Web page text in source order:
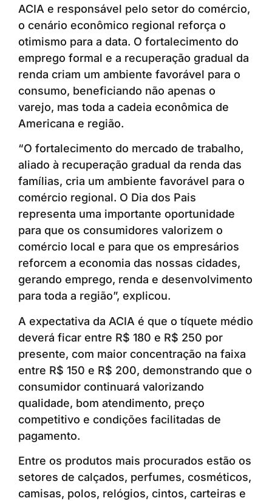
ACIA e responsável pelo setor do comércio,
o cenário econômico regional reforça o
otimismo para a data. O fortalecimento do
emprego formal e a recuperação gradual da
renda criam um ambiente favorável para o
consumo, beneficiando não apenas o
varejo, mas toda a cadeia econômica de
Americana e região.
“O fortalecimento do mercado de trabalho,
aliado à recuperação gradual da renda das
famílias, cria um ambiente favorável para o
comércio regional. O Dia dos Pais
representa uma importante oportunidade
para que os consumidores valorizem o
comércio local e para que os empresários
reforcem a economia das nossas cidades,
gerando emprego, renda e desenvolvimento
para toda a região”, explicou.
A expectativa da ACIA é que o tíquete médio
deverá ficar entre R$ 180 e R$ 250 por
presente, com maior concentração na faixa
entre R$ 150 e R$ 200, demonstrando que o
consumidor continuará valorizando
qualidade, bom atendimento, preço
competitivo e condições facilitadas de
pagamento.
Entre os produtos mais procurados estão os
setores de calçados, perfumes, cosméticos,
camisas, polos, relógios, cintos, carteiras e